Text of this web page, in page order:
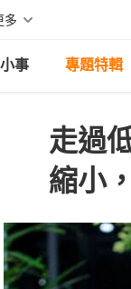
多
事 專題特輯
走過
縮小